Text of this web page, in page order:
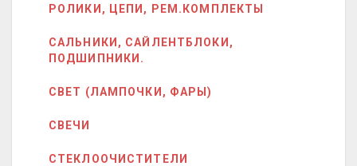
РОЛИКИ, ЦЕПИ, РЕМ.КОМПЛЕКТЫ
САЛЬНИКИ, САЙЛЕНТБЛОКИ,
ПОДШИПНИКИ.
СВЕТ (ЛАМПОЧКИ, ФАРЫ)
СВЕЧИ
СТЕКЛООЧИСТИТЕЛИ